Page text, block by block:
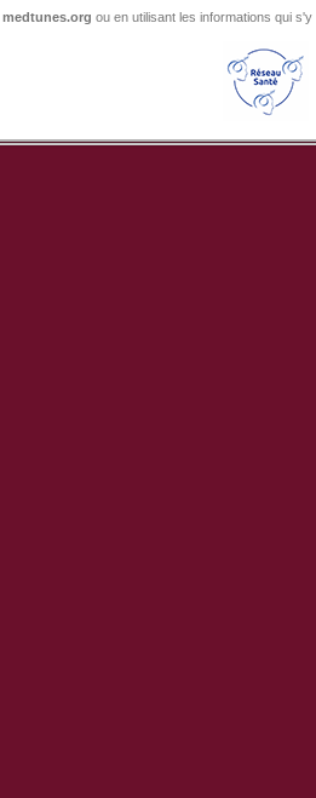
medtunes.org ou en utilisant les informations qui